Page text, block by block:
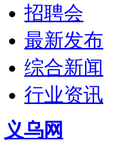
招聘会
最新发布
综合新闻
行业资讯
义乌网